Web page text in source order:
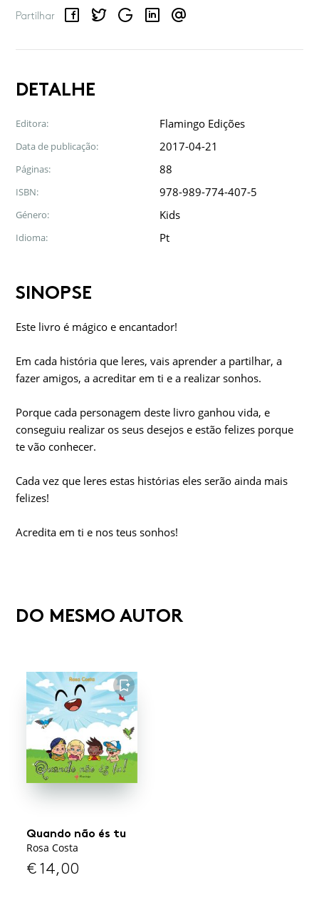
Partilhar
FacebookTwitterGoogle LinkedInEmail
DETALHE
Editora: Flamingo Edições
Data de publicação: 2017-04-21
Páginas: 88
ISBN: 978-989-774-407-5
Género: Kids
Idioma: Pt
SINOPSE
Este livro é mágico e encantador!
Em cada história que leres, vais aprender a partilhar, a
fazer amigos, a acreditar em ti e a realizar sonhos.
Porque cada personagem deste livro ganhou vida, e
conseguiu realizar os seus desejos e estão felizes porque
te vão conhecer.
Cada vez que leres estas histórias eles serão ainda mais
felizes!
Acredita em ti e nos teus sonhos!
DO MESMO AUTOR
FAVORITO
Quando não és tu
Rosa Costa
€14,00